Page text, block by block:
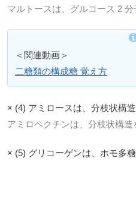
マルトースは、グルコース 2 分
＜関連動画＞
二糖類の構成糖 覚え方
× (4) アミロースは、分枝状構造
アミロペクチンは、分枝状構造
× (5) グリコーゲンは、ホモ多糖